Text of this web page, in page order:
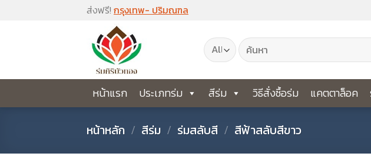
ส่งฟรี! กรุงเทพ- ปริมณฑล
ค้นหา:
หน้าแรก ประเภทร่ม สีร่ม วิธีสั่งซื้อร่ม แคตตาล็อค
หน้าหลัก / สีร่ม / ร่มสลับสี / สีฟ้าสลับสีขาว